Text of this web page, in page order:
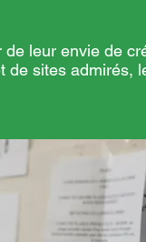
de leur envie de
de sites admirés,